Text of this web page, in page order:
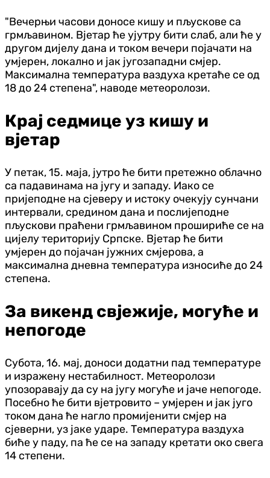
"Вечерњи часови доносе кишу и пљускове са
грмљавином. Вјетар ће ујутру бити слаб, али ће у
другом дијелу дана и током вечери појачати на
умјерен, локално и јак југозападни смјер.
Максимална температура ваздуха кретаће се од
18 до 24 степена", наводе метеоролози.
Крај седмице уз кишу и
вјетар
У петак, 15. маја, јутро ће бити претежно облачно
са падавинама на југу и западу. Иако се
пријеподне на сјеверу и истоку очекују сунчани
интервали, средином дана и послијеподне
пљускови праћени грмљавином прошириће се на
цијелу територију Српске. Вјетар ће бити
умјерен до појачан јужних смјерова, а
максимална дневна температура износиће до 24
степена.
За викенд свјежије, могуће и
непогоде
Субота, 16. мај, доноси додатни пад температуре
и изражену нестабилност. Метеоролози
упозоравају да су на југу могуће и јаче непогоде.
Посебно ће бити вјетровито – умјерен и јак југо
током дана ће нагло промијенити смјер на
сјеверни, уз јаке ударе. Температура ваздуха
биће у паду, па ће се на западу кретати око свега
14 степени.